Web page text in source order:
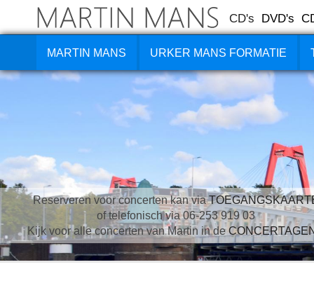
CD's DVD's
MARTIN MANS URKER MANS FORMATIE
Reserveren voor concerten kan via
of telefonisch via 06-253 919 03
Kijk voor alle concerten van Martin in de